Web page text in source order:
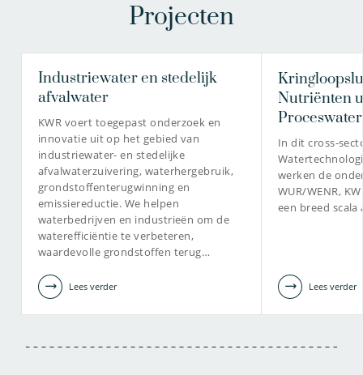
Projecten
Industriewater en stedelijk
afvalwater
KWR voert toegepast onderzoek en
innovatie uit op het gebied van
industriewater- en stedelijke
afvalwaterzuivering, waterhergebruik,
grondstoffenterugwinning en
emissiereductie. We helpen
waterbedrijven en industrieën om de
waterefficiëntie te verbeteren,
waardevolle grondstoffen terug…
Lees verder
Nutriënten
In dit cross-
werken de
WUR/WENR,
een breed
Lees verder